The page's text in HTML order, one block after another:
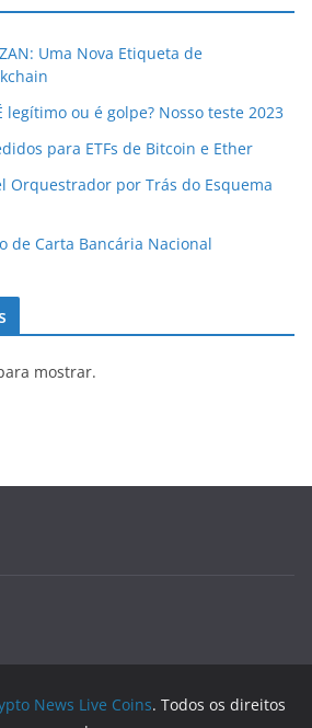
Uma Nova Etiqueta de
legítimo ou é golpe? Nosso teste 2023
para ETFs de Bitcoin e Ether
Orquestrador por Trás do Esquema
de Carta Bancária Nacional
mostrar.
News Live Coins. Todos os direitos